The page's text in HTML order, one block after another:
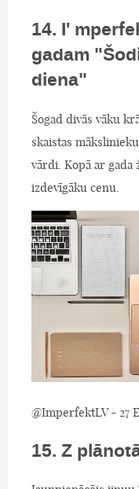
14. I'
gadam
diena"
Šogad divās vāku
skaistas
vārdi. Kopā ar
izdevīgāku cenu.
@ImperfektLV - 27
15. Z